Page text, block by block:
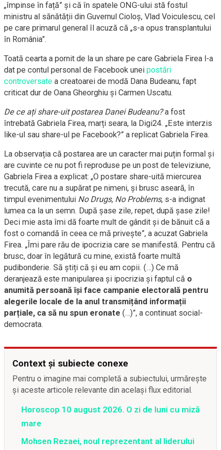
„împinse în față” și că în spatele ONG-ului stă fostul
ministru al sănătății din Guvernul Cioloș, Vlad Voiculescu, cel
pe care primarul general îl acuză că „s-a opus transplantului
în România”.
Toată cearta a pornit de la un share pe care Gabriela Firea l-a
dat pe contul personal de Facebook unei postări
controversate a creatoarei de modă Dana Budeanu, fapt
criticat dur de Oana Gheorghiu și Carmen Uscatu.
De ce ați share-uit postarea Danei Budeanu?a fost
întrebată Gabriela Firea, marți seara, la Digi24. „Este interzis
like-ul sau share-ul pe Facebook?” a replicat Gabriela Firea.
La observația că postarea are un caracter mai puțin formal și
are cuvinte ce nu pot fi reproduse pe un post de televiziune,
Gabriela Firea a explicat: „O postare share-uită miercurea
trecută, care nu a supărat pe nimeni, și brusc aseară, în
timpul evenimentului No Drugs, No Problems, s-a indignat
lumea ca la un semn. După șase zile, repet, după șase zile!
Deci mie asta îmi dă foarte mult de gândit și de bănuit că a
fost o comandă în ceea ce mă privește”, a acuzat Gabriela
Firea. „Îmi pare rău de ipocrizia care se manifestă. Pentru că
brusc, doar în legătură cu mine, există foarte multă
pudibonderie. Să știți că și eu am copii. (…) Ce mă
deranjează este manipularea și ipocrizia și faptul că o
anumită persoană își face campanie electorală pentru
alegerile locale de la anul transmițând informații
parțiale, ca să nu spun eronate (…)”, a continuat social-
democrata.
Context și subiecte conexe
Pentru o imagine mai completă a subiectului, urmărește
și aceste articole relevante din același flux editorial.
Horoscop 10 august 2026. O zi de luni cu miză
mare
Mohsen Rezaei, noul reprezentant al liderului